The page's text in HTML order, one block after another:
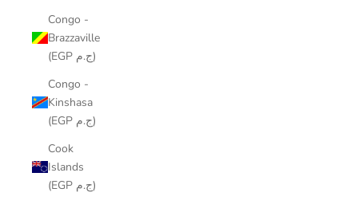
Congo -
Brazzaville
(EGP ج.م)
Congo -
Kinshasa
(EGP ج.م)
Cook
Islands
(EGP ج.م)